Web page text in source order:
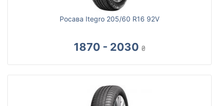
Росава Itegro 205/60 R16 92V
1870 - 2030 ₴